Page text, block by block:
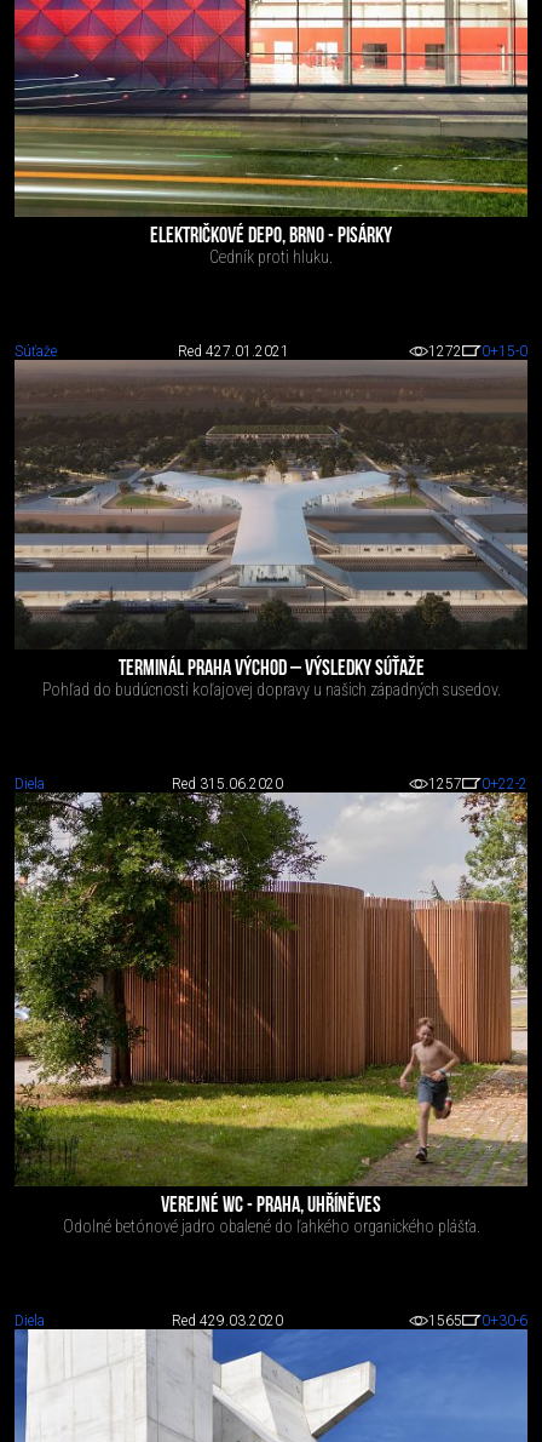
ELEKTRIČKOVÉ DEPO, BRNO - PISÁRKY
Cedník proti hluku.
Súťaže Red 427.01.2021 1272 0+15-0
TERMINÁL PRAHA VÝCHOD – VÝSLEDKY SÚŤAŽE
Pohľad do budúcnosti koľajovej dopravy u našich západných susedov.
Diela Red 315.06.2020 1257 0+22-2
VEREJNÉ WC - PRAHA, UHŘÍNĚVES
Odolné betónové jadro obalené do ľahkého organického plášťa.
Diela Red 429.03.2020 1565 0+30-6